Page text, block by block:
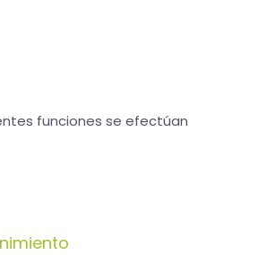
funciones se efectúan